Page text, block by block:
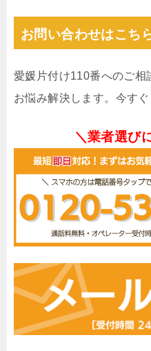
お問い合わせはこち
愛媛片付け110番へのご相
お悩み解決します。今すぐ
＼業者選び